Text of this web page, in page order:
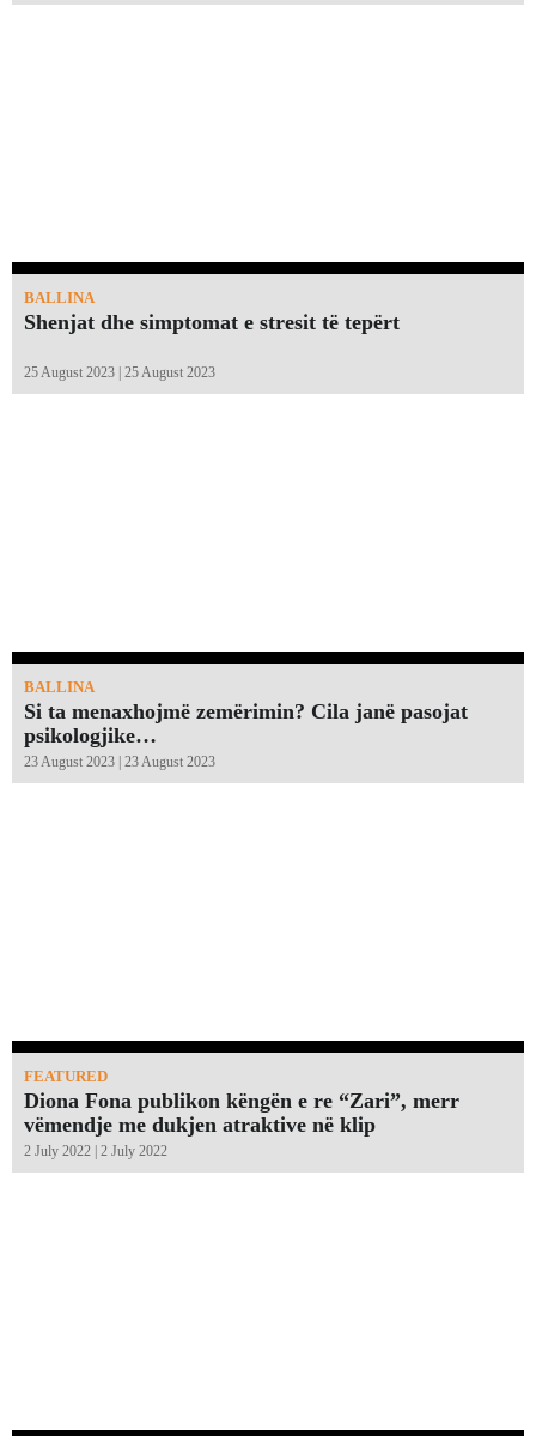
BALLINA
Shenjat dhe simptomat e stresit të tepërt
25 August 2023 | 25 August 2023
BALLINA
Si ta menaxhojmë zemërimin? Cila janë pasojat
psikologjike…
23 August 2023 | 23 August 2023
FEATURED
Diona Fona publikon këngën e re “Zari”, merr
vëmendje me dukjen atraktive në klip
2 July 2022 | 2 July 2022